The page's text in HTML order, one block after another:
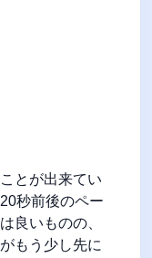
とが出来てい
20秒前後のペー
良いものの、
もう少し先に